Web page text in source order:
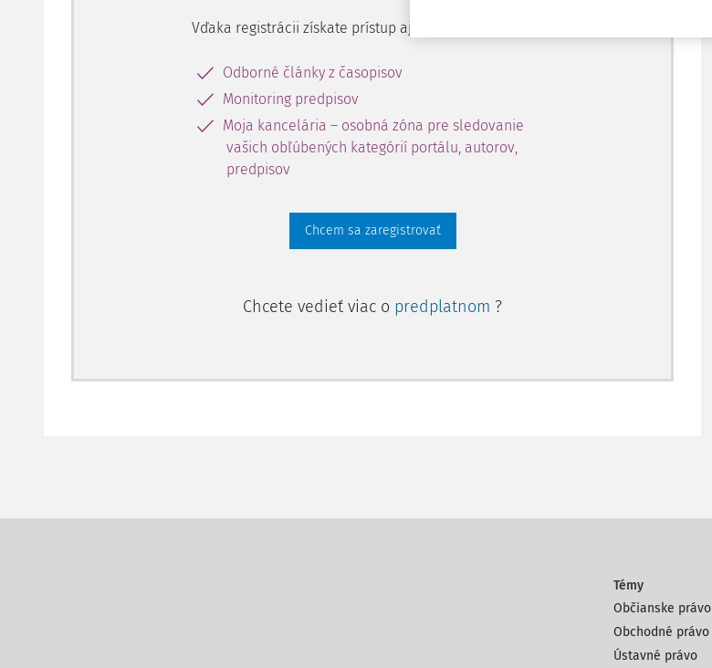
Vďaka registrácii získate prístup aj k vybranému obsahu:
Odborné články z časopisov
Monitoring predpisov
Moja kancelária – osobná zóna pre sledovanie
vašich obľúbených kategórií portálu, autorov,
predpisov
Chcem sa zaregistrovať
Chcete vedieť viac o predplatnom ?
Témy
Občianske právo
Obchodné právo
Ústavné právo